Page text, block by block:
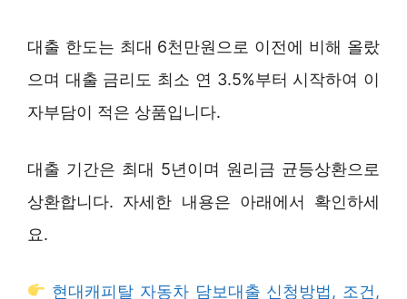
대출 한도는 최대 6천만원으로 이전에 비해 올랐
으며 대출 금리도 최소 연 3.5%부터 시작하여 이
자부담이 적은 상품입니다.
대출 기간은 최대 5년이며 원리금 균등상환으로
상환합니다. 자세한 내용은 아래에서 확인하세
요.
현대캐피탈 자동차 담보대출 신청방법, 조건,